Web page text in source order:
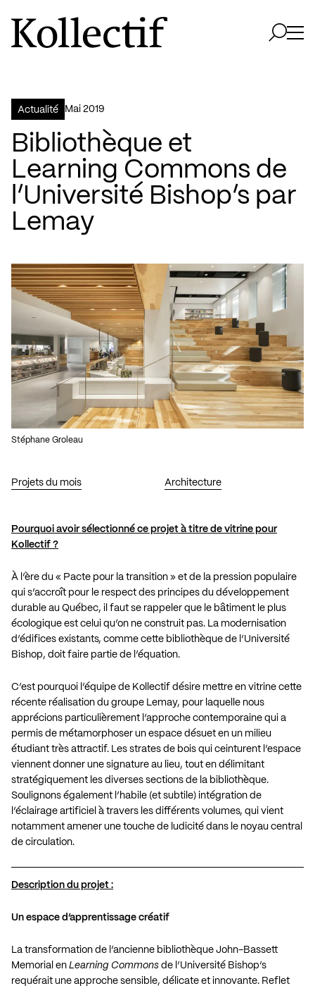
Aller à la page d'accueil
Logo Kollectif
Actualité mai 2019
Bibliothèque et
Learning Commons de
l’Université Bishop’s par
Lemay
Projets du mois Architecture
Stéphane Groleau
Pourquoi avoir sélectionné ce projet à titre de vitrine pour
Kollectif ?
À l’ère du « Pacte pour la transition » et de la pression populaire
qui s’accroît pour le respect des principes du développement
durable au Québec, il faut se rappeler que le bâtiment le plus
écologique est celui qu’on ne construit pas. La modernisation
d’édifices existants, comme cette bibliothèque de l’Université
Bishop, doit faire partie de l’équation.
C’est pourquoi l’équipe de Kollectif désire mettre en vitrine cette
récente réalisation du groupe Lemay, pour laquelle nous
apprécions particulièrement l’approche contemporaine qui a
permis de métamorphoser un espace désuet en un milieu
étudiant très attractif. Les strates de bois qui ceinturent l’espace
viennent donner une signature au lieu, tout en délimitant
stratégiquement les diverses sections de la bibliothèque.
Soulignons également l’habile (et subtile) intégration de
l’éclairage artificiel à travers les différents volumes, qui vient
notamment amener une touche de ludicité dans le noyau central
de circulation.
Description du projet :
Un espace d’apprentissage créatif
La transformation de l’ancienne bibliothèque John-Bassett
Memorial en Learning Commons de l’Université Bishop’s
requérait une approche sensible, délicate et innovante. Reflet